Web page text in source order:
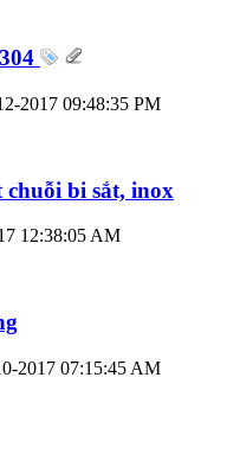
2017 09:48:35 PM
bi sắt, inox
12:38:05 AM
2017 07:15:45 AM